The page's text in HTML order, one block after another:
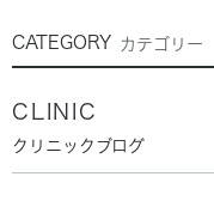
CATEGORY カテゴリー
CLINIC
クリニックブログ